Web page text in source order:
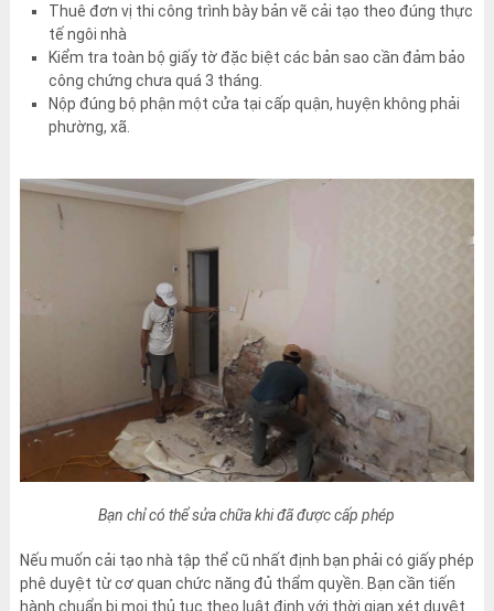
Thuê đơn vị thi công trình bày bản vẽ cải tạo theo đúng thực
tế ngôi nhà
Kiểm tra toàn bộ giấy tờ đặc biệt các bản sao cần đảm bảo
công chứng chưa quá 3 tháng.
Nộp đúng bộ phận một cửa tại cấp quận, huyện không phải
phường, xã.
Bạn chỉ có thể sửa chữa khi đã được cấp phép
Nếu muốn cải tạo nhà tập thể cũ nhất định bạn phải có giấy phép
phê duyệt từ cơ quan chức năng đủ thẩm quyền. Bạn cần tiến
hành chuẩn bị mọi thủ tục theo luật định với thời gian xét duyệt